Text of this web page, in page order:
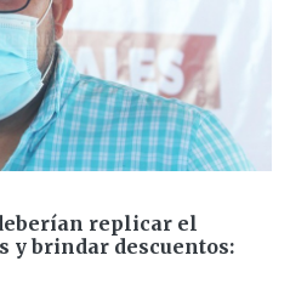
replicar el
y brindar descuentos: